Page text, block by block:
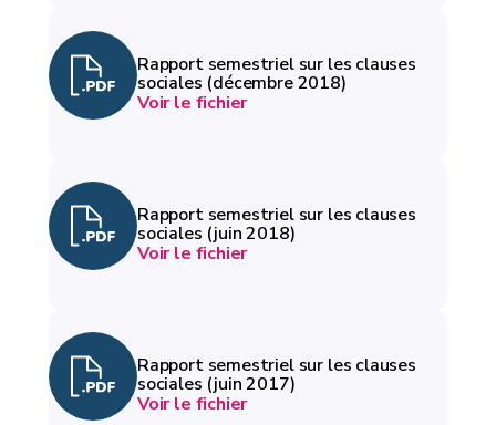
Rapport semestriel sur les clauses
sociales (décembre 2018)
Voir le fichier
Rapport semestriel sur les clauses
sociales (juin 2018)
Voir le fichier
Rapport semestriel sur les clauses
sociales (juin 2017)
Voir le fichier